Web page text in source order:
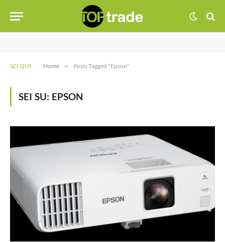
SEI QUI: Home » Posts Tagged "Epson"
SEI SU: EPSON